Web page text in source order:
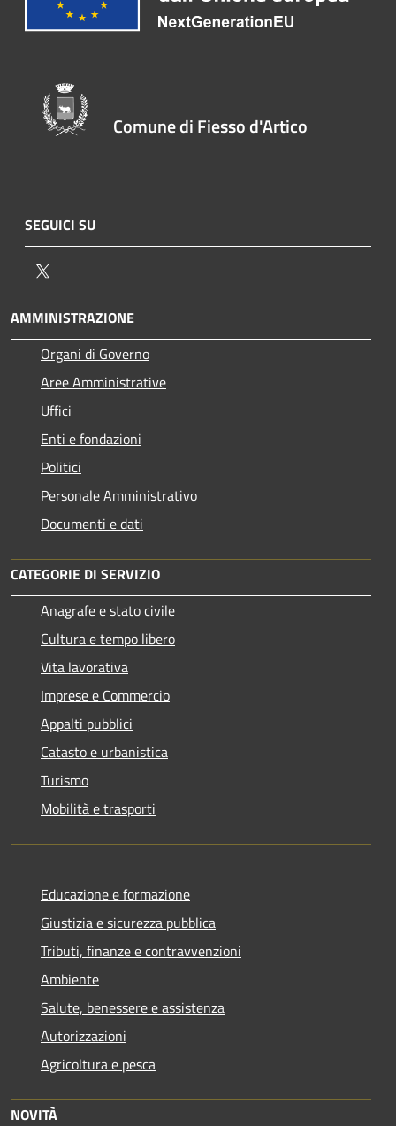
Comune di Fiesso d'Artico
SEGUICI SU
AMMINISTRAZIONE
Organi di Governo
Aree Amministrative
Uffici
Enti e fondazioni
Politici
Personale Amministrativo
Documenti e dati
CATEGORIE DI SERVIZIO
Anagrafe e stato civile
Cultura e tempo libero
Vita lavorativa
Imprese e Commercio
Appalti pubblici
Catasto e urbanistica
Turismo
Mobilità e trasporti
Educazione e formazione
Giustizia e sicurezza pubblica
Tributi, finanze e contravvenzioni
Ambiente
Salute, benessere e assistenza
Autorizzazioni
Agricoltura e pesca
NOVITÀ